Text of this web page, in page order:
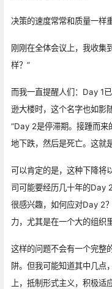
决策的速度常常和质量一样重
刚刚在全体会议上，我收集
样？”
而我一直提醒人们：Day 1
逊大楼时，这个名字也如影
“Day 2是停滞期。接踵而来
地下跌，然后是死亡。这就
可以肯定的是，这种下降将
司可能要经历几十年的Day
很感兴趣，如何应对Day 2
力，尤其是在一个大的组织
这样的问题不会有一个完整
阱。但我可能知道其中几点
上，抵制形式主义，积极适